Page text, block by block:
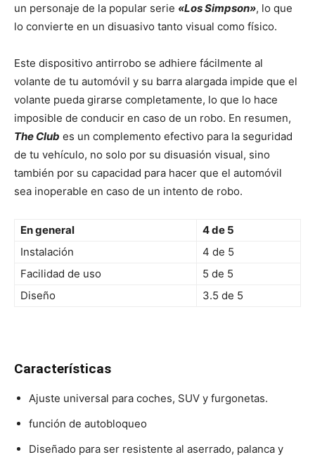
un personaje de la popular serie «Los Simpson», lo que
lo convierte en un disuasivo tanto visual como físico.
Este dispositivo antirrobo se adhiere fácilmente al
volante de tu automóvil y su barra alargada impide que el
volante pueda girarse completamente, lo que lo hace
imposible de conducir en caso de un robo. En resumen,
The Club es un complemento efectivo para la seguridad
de tu vehículo, no solo por su disuasión visual, sino
también por su capacidad para hacer que el automóvil
sea inoperable en caso de un intento de robo.
En general
4 de 5
Instalación
4 de 5
Facilidad de uso
5 de 5
Diseño
3.5 de 5
Características
Ajuste universal para coches, SUV y furgonetas.
función de autobloqueo
Diseñado para ser resistente al aserrado, palanca y